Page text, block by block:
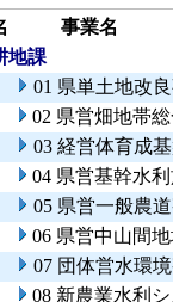
事業名
地課
01 県単土地改
02 県営畑地帯
03 経営体育成
04 県営基幹水
05 県営一般農
06 県営中山間
07 団体営水環
08 新農業水利